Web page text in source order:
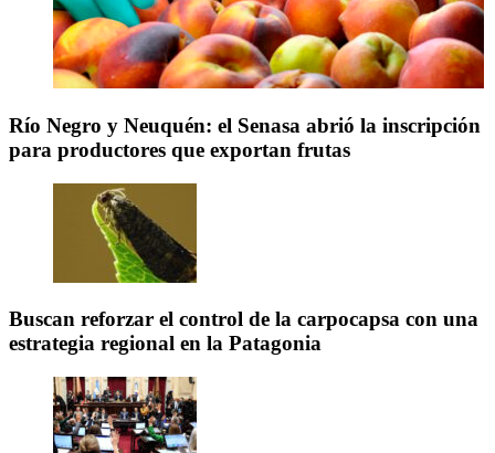
Río Negro y Neuquén: el Senasa abrió la inscripción
para productores que exportan frutas
Buscan reforzar el control de la carpocapsa con una
estrategia regional en la Patagonia